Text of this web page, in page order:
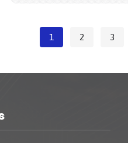
1 2 3